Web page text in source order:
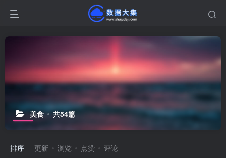
美食 共54篇
排序 更新 浏览 点赞 评论